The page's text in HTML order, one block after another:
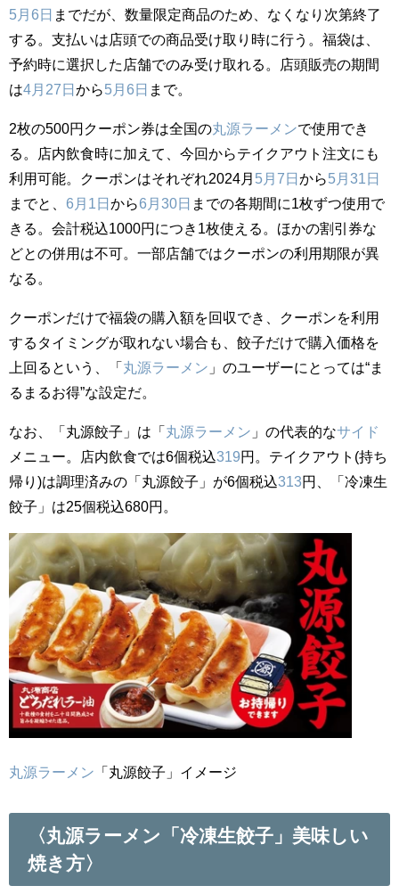
5月6日 までだが、数量限定商品のため、なくなり次第終了
する。支払いは店頭での商品受け取り時に行う。福袋は、
予約時に選択した店舗でのみ受け取れる。店頭販売の期間
は4月27日 から5月6日 まで。
2枚の500円クーポン券は全国の丸源ラーメンで使用でき
る。店内飲食時に加えて、今回からテイクアウト注文にも
利用可能。クーポンはそれぞれ2024月 5月7日 から5月31日
までと、 6月1日 から6月30日 までの各期間に1枚ずつ使用で
きる。会計税込1000円につき1枚使える。ほかの割引券な
どとの併用は不可。一部店舗ではクーポンの利用期限が異
なる。
クーポンだけで福袋の購入額を回収でき、クーポンを利用
するタイミングが取れない場合も、餃子だけで購入価格を
上回るという、「 丸源ラーメン 」のユーザーにとっては“ま
るまるお得”な設定だ。
なお、「丸源餃子」は「 丸源ラーメン 」の代表的なサイド
メニュー。店内飲食では6個税込319円。テイクアウト(持ち
帰り)は調理済みの「丸源餃子」が6個税込313円、「冷凍生
餃子」は25個税込680円。
丸源ラーメン 「丸源餃子」イメージ
〈丸源ラーメン「冷凍生餃子」美味しい
焼き方〉